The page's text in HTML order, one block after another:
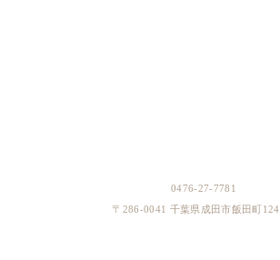
0476-27-7781
〒286-0041 千葉県成田市飯田町